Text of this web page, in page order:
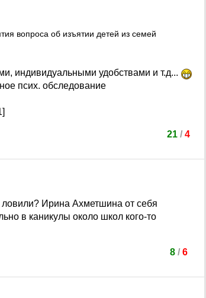
вопроса об изъятии детей из семей
индивидуальными удобствами и т.д...
псих. обследование
21 / 4
Ирина Ахметшина от себя
в каникулы около школ кого-то
8/ 6